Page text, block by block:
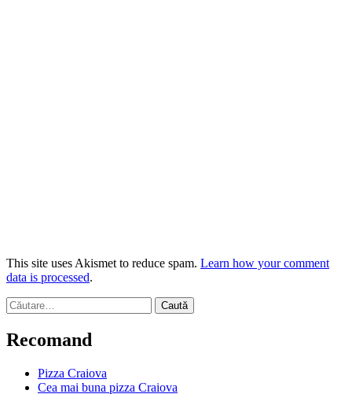
This site uses Akismet to reduce spam. Learn how your comment
data is processed.
Caută
după:
Recomand
Pizza Craiova
Cea mai buna pizza Craiova